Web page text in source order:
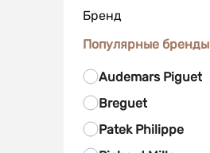
Бренд
Популярные бренды
Audemars Piguet
Breguet
Patek Philippe